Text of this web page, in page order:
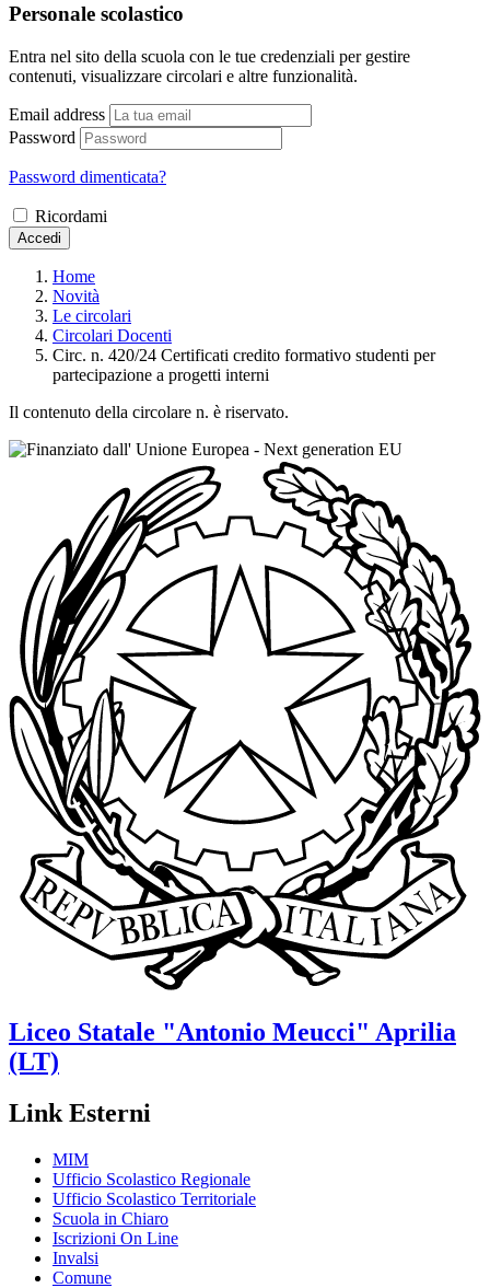
Personale scolastico
Entra nel sito della scuola con le tue credenziali per gestire
contenuti, visualizzare circolari e altre funzionalità.
Email address
Password
Password dimenticata?
Ricordami
Accedi
Home
Novità
Le circolari
Circolari Docenti
Circ. n. 420/24 Certificati credito formativo studenti per
partecipazione a progetti interni
Il contenuto della circolare n. è riservato.
Liceo Statale "Antonio Meucci" Aprilia
(LT)
Link Esterni
MIM
Ufficio Scolastico Regionale
Ufficio Scolastico Territoriale
Scuola in Chiaro
Iscrizioni On Line
Invalsi
Comune